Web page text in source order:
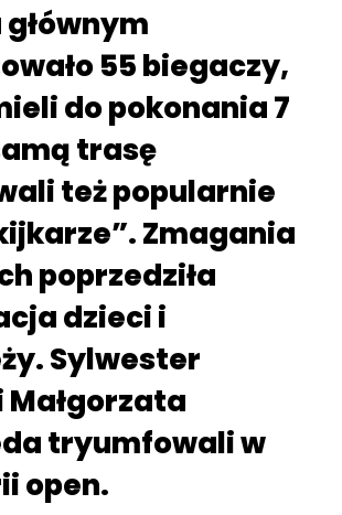
55 biegaczy,
do pokonania 7
trasę
też popularnie
Zmagania
poprzedziła
dzieci i
Sylwester
Małgorzata
tryumfowali w
open.